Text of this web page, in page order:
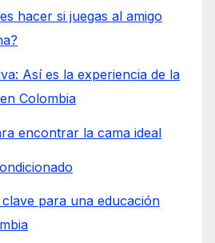
hacer si juegas al amigo
Así es la experiencia de la
Colombia
encontrar la cama ideal
para una educación